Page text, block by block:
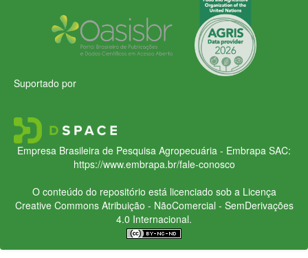
Suportado por
Empresa Brasileira de Pesquisa Agropecuária - Embrapa SAC:
https://www.embrapa.br/fale-conosco
O conteúdo do repositório está licenciado sob a Licença
Creative CommonsAtribuição - NãoComercial - SemDerivações
4.0 Internacional.